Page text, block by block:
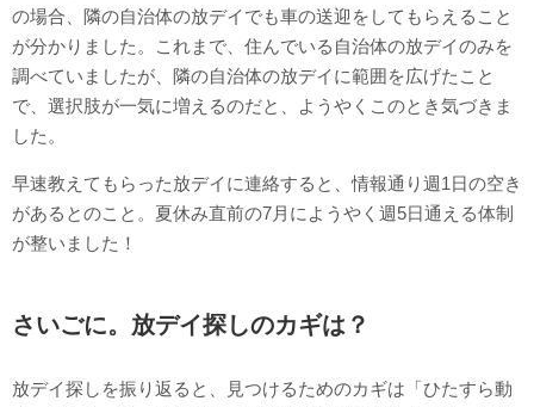
の場合、隣の自治体の放デイでも車の送迎をしてもらえること
が分かりました。これまで、住んでいる自治体の放デイのみを
調べていましたが、隣の自治体の放デイに範囲を広げたこと
で、選択肢が一気に増えるのだと、ようやくこのとき気づきま
した。
早速教えてもらった放デイに連絡すると、情報通り週1日の空き
があるとのこと。夏休み直前の7月にようやく週5日通える体制
が整いました！
さいごに。放デイ探しのカギは？
放デイ探しを振り返ると、見つけるためのカギは「ひたすら動